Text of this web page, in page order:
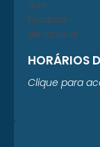
HORÁRIOS
Clique para